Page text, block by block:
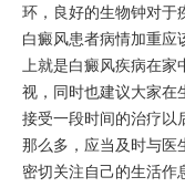
环，良好的生物钟对于
白癜风患者病情加重应
上就是白癜风疾病在
视，同时也建议大家在
接受一段时间的治疗以
那么多，应当及时与医
密切关注自己的生活作